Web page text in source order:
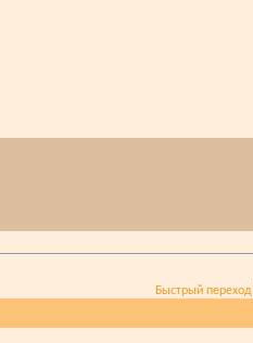
Быстрый переход